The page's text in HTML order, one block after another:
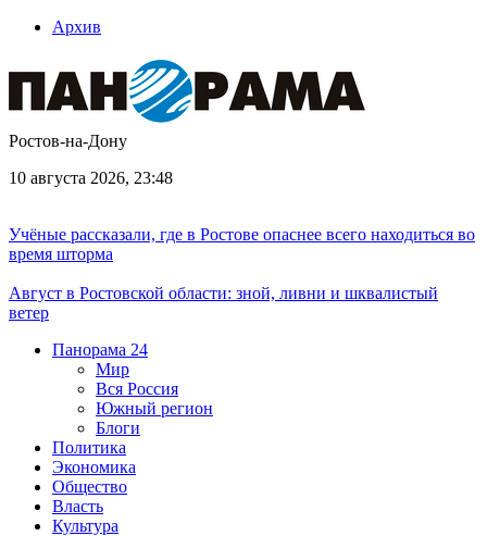
Архив
Ростов-на-Дону
10 августа 2026, 23:48
Учёные рассказали, где в Ростове опаснее всего находиться во
время шторма
Август в Ростовской области: зной, ливни и шквалистый
ветер
Панорама 24
Мир
Вся Россия
Южный регион
Блоги
Политика
Экономика
Общество
Власть
Культура